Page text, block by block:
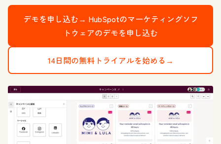
デモを申し込む→ HubSpotのマーケティングソフ
トウェアのデモを申し込む
14日間の無料トライアルを始める→